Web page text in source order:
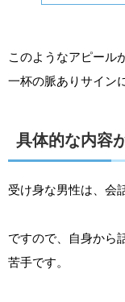
このようなアピール
一杯の脈ありサイン
具体的な内容
受け身な男性は、会
ですので、自身から
苦手です。